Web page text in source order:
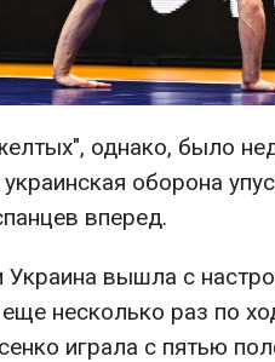
однако, было
украинская оборона
вперед.
Украина вышла с
еще несколько раз по
играла с пятью